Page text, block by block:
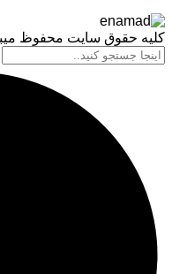
حقوق سایت محفوظ میباشد.